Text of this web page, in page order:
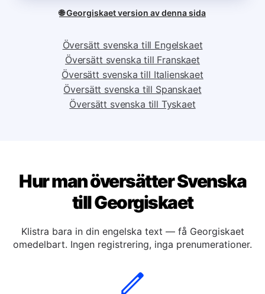
🌐 Georgiskaet version av denna sida
Översätt svenska till Engelskaet
Översätt svenska till Franskaet
Översätt svenska till Italienskaet
Hur man översätter Svenska
till Georgiskaet
omedelbart. Ingen registrering, inga prenumerationer.